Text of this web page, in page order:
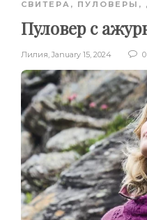
СВИТЕРА,
Пуловер с
Лилия, January 15, 2024 0